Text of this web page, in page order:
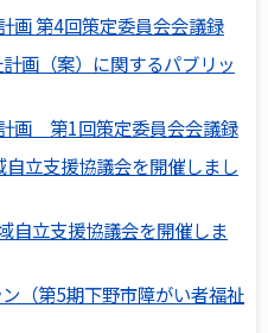
画 第4回策定委員会会議録
画（案）に関するパブリッ
画 第1回策定委員会会議録
立支援協議会を開催しまし
自立支援協議会を開催しま
（第5期下野市障がい者福祉